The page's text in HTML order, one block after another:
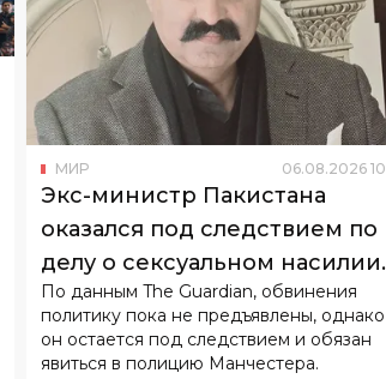
МИР 06.08.2026 10
Экс-министр Пакистана
оказался под следствием по
делу о сексуальном насилии
над детьми
По данным The Guardian, обвинения
политику пока не предъявлены, однако
он остается под следствием и обязан
явиться в полицию Манчестера.